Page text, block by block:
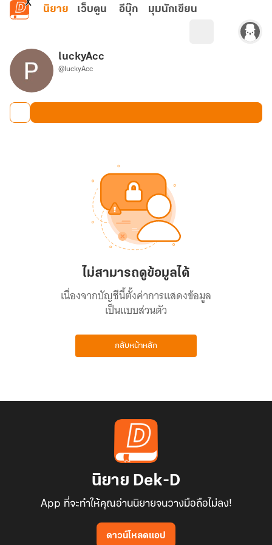
ข้ามไปยังเนื้อหาหลัก
นิยาย เว็บตูน อีบุ๊ก มุมนักเขียน
luckyAcc
@luckyAcc
ไม่สามารถดูข้อมูลได้
เนื่องจากบัญชีนี้ตั้งค่าการแสดงข้อมูล
เป็นแบบส่วนตัว
กลับหน้าหลัก
นิยาย Dek-D
App ที่จะทำให้คุณอ่านนิยายจนวางมือถือไม่ลง!
ดาวน์โหลดแอป